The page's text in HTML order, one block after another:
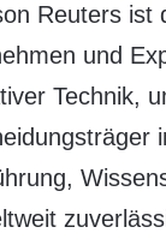
Reuters ist
und
Technik,